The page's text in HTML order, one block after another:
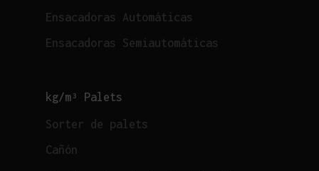
Ensacadoras Automáticas
Ensacadoras Semiautomáticas
kg/m³ Palets
Sorter de palets
Cañón